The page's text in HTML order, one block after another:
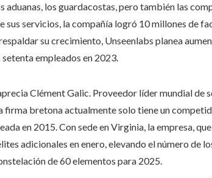
los guardacostas, pero también las
sus servicios, la compañía logró 10 millones de
su crecimiento, Unseenlabs planea
empleados en 2023.
Clément Galic. Proveedor líder mundial de
bretona actualmente solo tiene un
en 2015. Con sede en Virginia, la empresa,
adicionales en enero, elevando el número de
de 60 elementos para 2025.